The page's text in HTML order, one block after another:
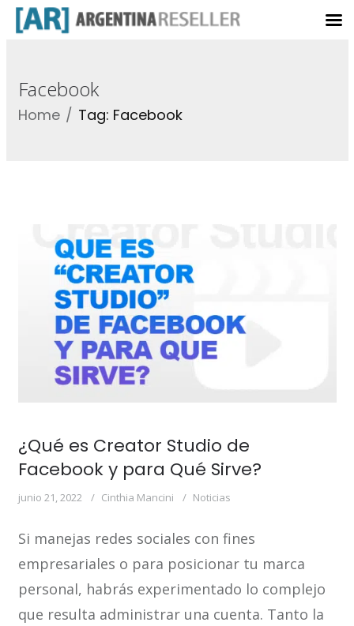
Facebook
Home Tag: Facebook
¿Qué es Creator Studio de
Facebook y para Qué Sirve?
junio 21, 2022 Cinthia Mancini Noticias
Si manejas redes sociales con fines
empresariales o para posicionar tu marca
personal, habrás experimentado lo complejo
que resulta administrar una cuenta. Tanto la